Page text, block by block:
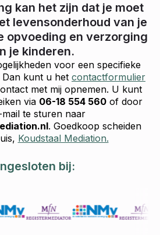
kan het zijn dat je moet
levensonderhoud van je
opvoeding en verzorging
je kinderen.
voor een specifieke
Dan kunt u het contactformulier
met mij opnemen. U kunt
via 06-18 554 560 of door
te sturen naar
. Goedkoop scheiden
Koudstaal Mediation.
bij: